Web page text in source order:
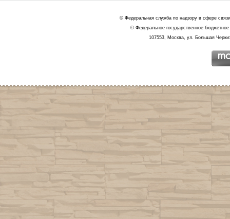
© Федеральная служба по надзору в сфере
© Федеральное государственное
107553, Москва, ул. Большая